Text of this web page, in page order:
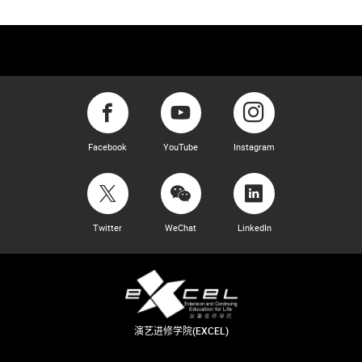
Facebook YouTube Instagram
Twitter WeChat LinkedIn
演艺进修学院(EXCEL)